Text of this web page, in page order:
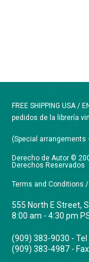
FREE SHIPPING USA /
pedidos de la librería
(Special
Derecho de Autor ©
Derechos Reservados
Terms and Conditions
555 North E Street,
8:00 am - 4:30 pm
(909) 383-9030 - Tel
(909) 383-4987 - Fax